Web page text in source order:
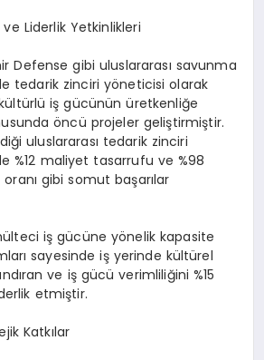
Liderlik Yetkinlikleri
Defense gibi uluslararası savunma
tedarik zinciri yöneticisi olarak
iş gücünün üretkenliğe
öncü projeler geliştirmiştir.
uluslararası tedarik zinciri
%12 maliyet tasarrufu ve %98
gibi somut başarılar
iş gücüne yönelik kapasite
sayesinde iş yerinde kültürel
ve iş gücü verimliliğini %15
etmiştir.
Katkılar